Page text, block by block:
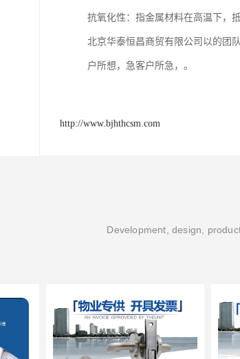
抗氧化性：指金属材料在高温下，
北京华泰恒昌商贸有限公司以的团
户所想，急客户所急，。
http://www.bjhthcsm.com
Development, design,